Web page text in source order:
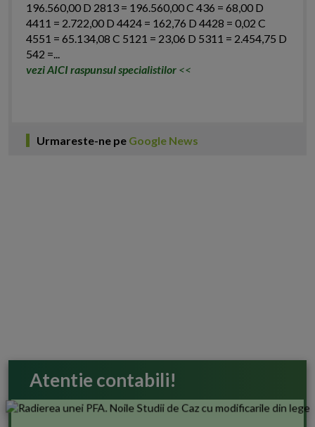
196.560,00 D 2813 = 196.560,00 C 436 = 68,00 D
4411 = 2.722,00 D 4424 = 162,76 D 4428 = 0,02 C
4551 = 65.134,08 C 5121 = 23,06 D 5311 = 2.454,75 D
542 =...
vezi AICI raspunsul specialistilor <<
Urmareste-ne pe Google News
Atentie contabili!